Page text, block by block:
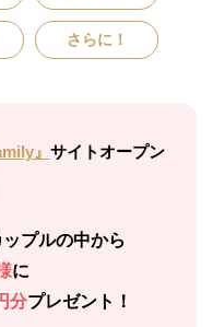
さらに！
』 サイトオープン
プルの中から
に
分プレゼント！